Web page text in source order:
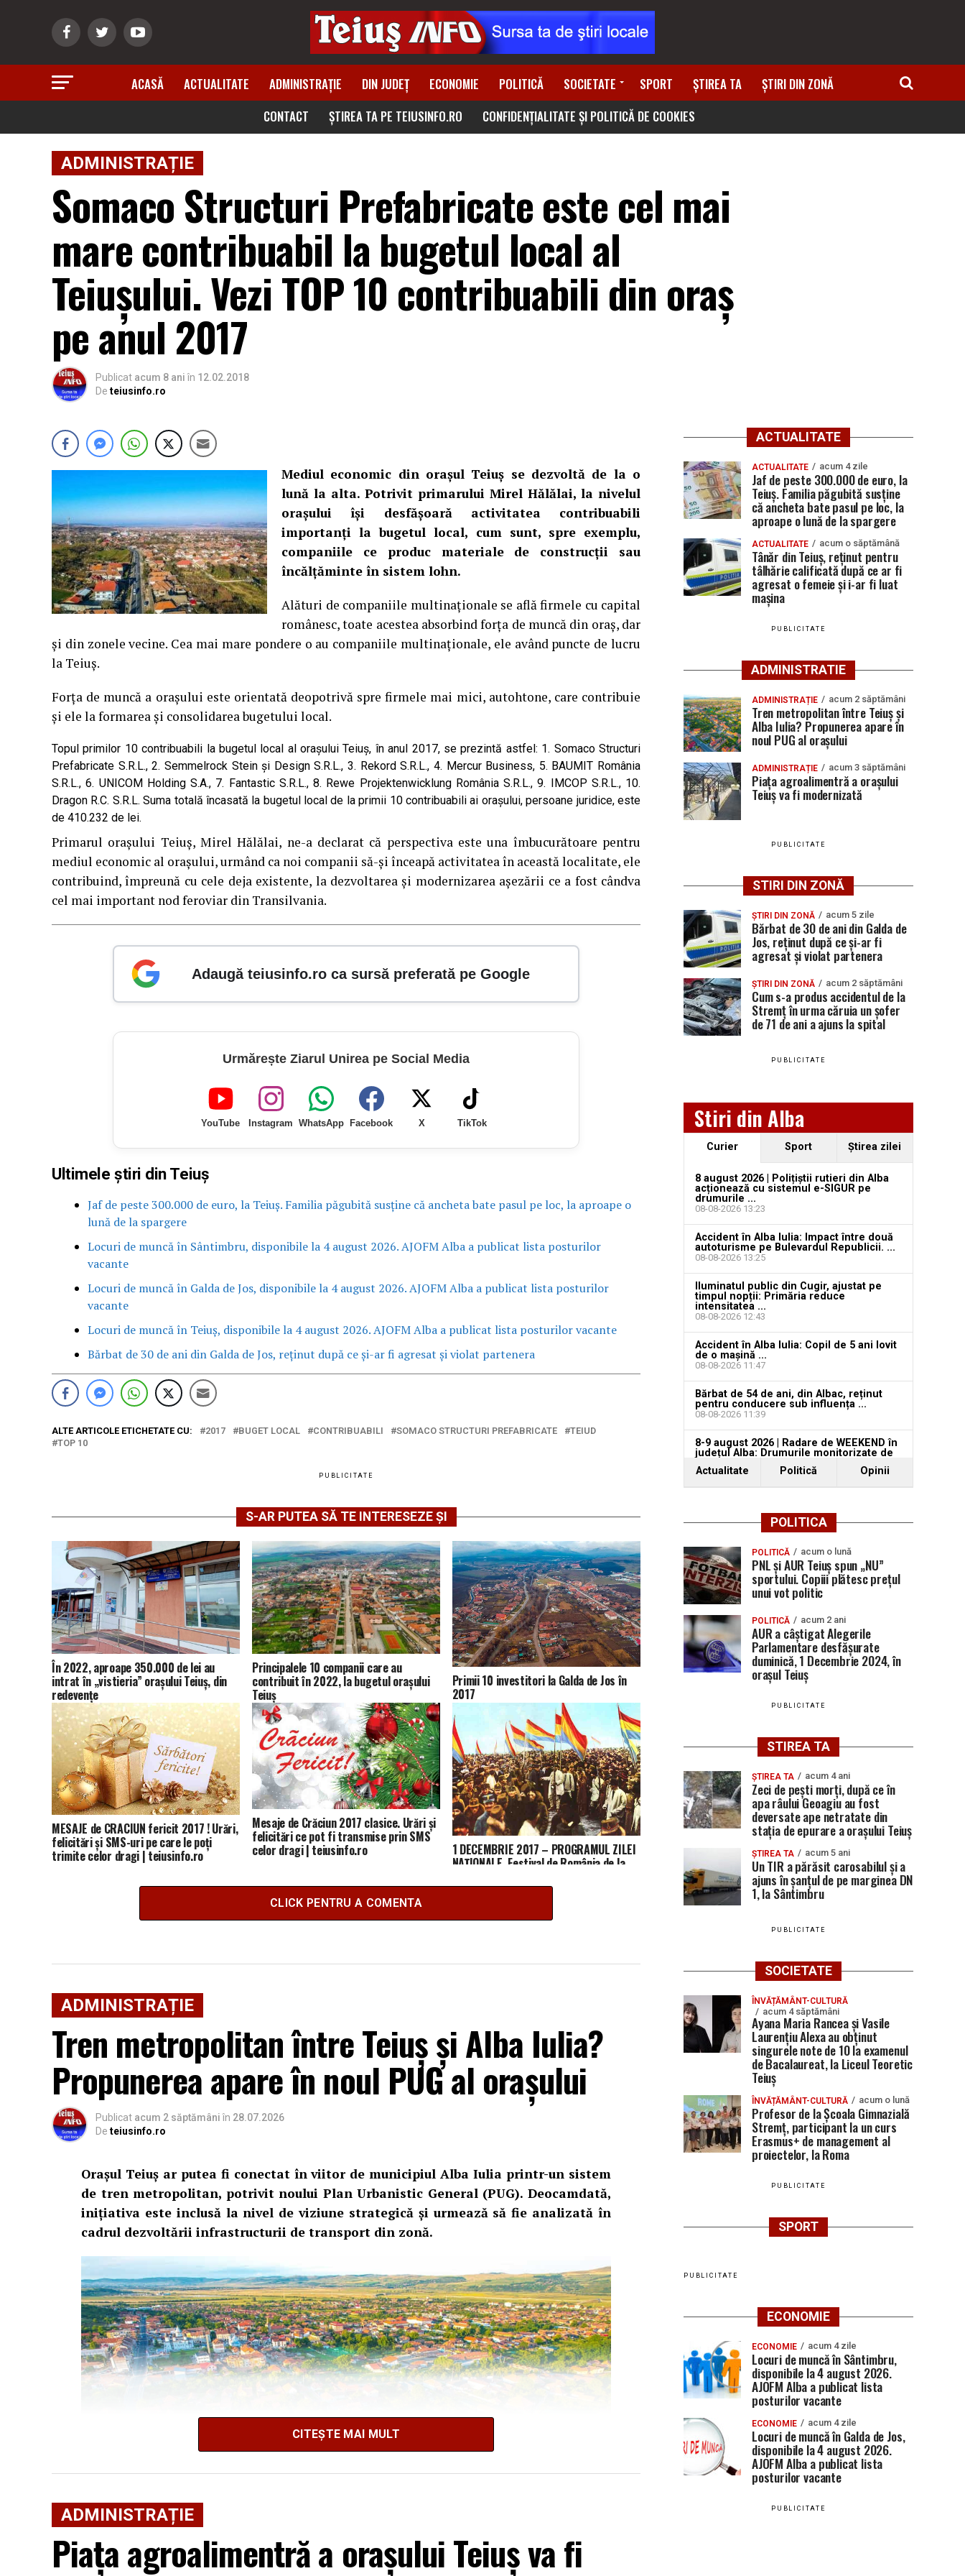
ACASĂ ACTUALITATE ADMINISTRAȚIE DIN JUDEȚ ECONOMIE POLITICĂ SOCIETATE SPORT ȘTIREA TA
ȘTIRI DIN ZONĂ
CONTACT
ȘTIREA TA PE TEIUSINFO.RO CONFIDENȚIALITATE ȘI POLITICĂ DE COOKIES
ADMINISTRAȚIE
Somaco Structuri Prefabricate este cel mai
mare contribuabil la bugetul local al
Teiușului. Vezi TOP 10 contribuabili din oraș
pe anul 2017
Publicat acum 8 ani în 12.02.2018
De teiusinfo.ro
Mediul economic din orașul Teiuș se dezvoltă de la o
lună la alta. Potrivit primarului Mirel Hălălai, la nivelul
orașului își desfășoară activitatea contribuabili
importanți la bugetul local, cum sunt, spre exemplu,
companiile ce produc materiale de construcții sau
încălțăminte în sistem lohn.
Alături de companiile multinaționale se află firmele cu capital
românesc, toate acestea absorbind forța de muncă din oraș, dar
și din zonele vecine. Cea mai mare pondere o au companiile multinaționale, ele având puncte de lucru
la Teiuș.
Forța de muncă a orașului este orientată deopotrivă spre firmele mai mici, autohtone, care contribuie
și ele la formarea și consolidarea bugetului local.
Topul primilor 10 contribuabili la bugetul local al orașului Teiuș, în anul 2017, se prezintă astfel: 1. Somaco Structuri
Prefabricate S.R.L., 2. Semmelrock Stein și Design S.R.L., 3. Rekord S.R.L., 4. Mercur Business, 5. BAUMIT România
S.R.L., 6. UNICOM Holding S.A., 7. Fantastic S.R.L., 8. Rewe Projektenwicklung România S.R.L., 9. IMCOP S.R.L., 10.
Dragon R.C. S.R.L. Suma totală încasată la bugetul local de la primii 10 contribuabili ai orașului, persoane juridice, este
de 410.232 de lei.
Primarul orașului Teiuș, Mirel Hălălai, ne-a declarat că perspectiva este una îmbucurătoare pentru
mediul economic al orașului, urmând ca noi companii să-și înceapă activitatea în această localitate, ele
contribuind, împreună cu cele deja existente, la dezvoltarea și modernizarea așezării ce a fost când­va
cel mai important nod feroviar din Transilvania.
Adaugă teiusinfo.ro ca sursă preferată pe Google
Urmărește Ziarul Unirea pe Social Media
YouTube Instagram WhatsApp Facebook X TikTok
Ultimele știri din Teiuș
Jaf de peste 300.000 de euro, la Teiuș. Familia păgubită susține că ancheta bate pasul pe loc, la aproape o
lună de la spargere
Locuri de muncă în Sântimbru, disponibile la 4 august 2026. AJOFM Alba a publicat lista posturilor
vacante
Locuri de muncă în Galda de Jos, disponibile la 4 august 2026. AJOFM Alba a publicat lista posturilor
vacante
Locuri de muncă în Teiuș, disponibile la 4 august 2026. AJOFM Alba a publicat lista posturilor vacante
Bărbat de 30 de ani din Galda de Jos, reținut după ce și-ar fi agresat și violat partenera
ALTE ARTICOLE ETICHETATE CU: 2017 BUGET LOCAL CONTRIBUABILI SOMACO STRUCTURI PREFABRICATE
TEIUD
TOP 10
PUBLICITATE
S-AR PUTEA SĂ TE INTERESEZE ȘI
În 2022, aproape 350.000 de lei au
intrat în „vistieria” orașului Teiuș, din
redevențe
Principalele 10 companii care au
contribuit în 2022, la bugetul orașului
Teiuș
Primii 10 investitori la Galda de Jos în
2017
MESAJE de CRACIUN fericit 2017 ! Urări,
felicitări și SMS-uri pe care le poți
trimite celor dragi | teiusinfo.ro
Mesaje de Crăciun 2017 clasice. Urări și
felicitări ce pot fi transmise prin SMS
celor dragi | teiusinfo.ro 1 DECEMBRIE 2017 – PROGRAMUL ZILEI
NAȚIONALE, Festival de România de la
CLICK PENTRU A COMENTA
ADMINISTRAȚIE
Tren metropolitan între Teiuș și Alba Iulia?
Propunerea apare în noul PUG al orașului
Publicat acum 2 săptămâni în 28.07.2026
De teiusinfo.ro
Orașul Teiuș ar putea fi conectat în viitor de municipiul Alba Iulia printr-un sistem
de tren metropolitan, potrivit noului Plan Urbanistic General (PUG). Deocamdată,
inițiativa este inclusă la nivel de viziune strategică și urmează să fie analizată în
cadrul dezvoltării infrastructurii de transport din zonă.
CITEȘTE MAI MULT
ADMINISTRAȚIE
Piața agroalimentră a orașului Teiuș va fi
ACTUALITATE
ACTUALITATE acum 4 zile
Jaf de peste 300.000 de euro, la
Teiuș. Familia păgubită susține
că ancheta bate pasul pe loc, la
aproape o lună de la spargere
ACTUALITATE acum o săptămână
Tânăr din Teiuș, reținut pentru
tâlhărie calificată după ce ar fi
agresat o femeie și i-ar fi luat
mașina
PUBLICITATE
ADMINISTRATIE
ADMINISTRAȚIE acum 2 săptămâni
Tren metropolitan între Teiuș și
Alba Iulia? Propunerea apare în
noul PUG al orașului
ADMINISTRAȚIE acum 3 săptămâni
Piața agroalimentră a orașului
Teiuș va fi modernizată
PUBLICITATE
STIRI DIN ZONĂ
ȘTIRI DIN ZONĂ acum 5 zile
Bărbat de 30 de ani din Galda de
Jos, reținut după ce și-ar fi
agresat și violat partenera
ȘTIRI DIN ZONĂ acum 2 săptămâni
Cum s-a produs accidentul de la
Stremț în urma căruia un șofer
de 71 de ani a ajuns la spital
PUBLICITATE
Stiri din Alba
Curier Sport Ştirea zilei
8 august 2026 | Polițiștii rutieri din Alba
acționează cu sistemul e-SIGUR pe
drumurile ...
08-08-2026 13:23
Accident în Alba Iulia: Impact între două
autoturisme pe Bulevardul Republicii. ...
08-08-2026 13:25
Iluminatul public din Cugir, ajustat pe
timpul nopții: Primăria reduce
intensitatea ...
08-08-2026 12:43
Accident în Alba Iulia: Copil de 5 ani lovit
de o mașină ...
08-08-2026 11:47
Bărbat de 54 de ani, din Albac, reținut
pentru conducere sub influența ...
08-08-2026 11:39
8-9 august 2026 | Radare de WEEKEND în
județul Alba: Drumurile monitorizate de
07-08-2026 11:58
Actualitate Politică Opinii
POLITICA
POLITICĂ acum o lună
PNL și AUR Teiuș spun „NU”
sportului. Copiii plătesc prețul
unui vot politic
POLITICĂ acum 2 ani
AUR a câștigat Alegerile
Parlamentare desfășurate
duminică, 1 Decembrie 2024, în
orașul Teiuș
PUBLICITATE
STIREA TA
ȘTIREA TA acum 4 ani
Zeci de pești morți, după ce în
apa râului Geoagiu au fost
deversate ape netratate din
stația de epurare a orașului Teiuș
ȘTIREA TA acum 5 ani
Un TIR a părăsit carosabilul și a
ajuns în șanțul de pe marginea DN
1, la Sântimbru
PUBLICITATE
SOCIETATE
ÎNVĂȚĂMÂNT-CULTURĂ
acum 4 săptămâni
Ayana Maria Rancea și Vasile
Laurențiu Alexa au obținut
singurele note de 10 la examenul
de Bacalaureat, la Liceul Teoretic
Teiuș
ÎNVĂȚĂMÂNT-CULTURĂ acum o lună
Profesor de la Școala Gimnazială
Stremț, participant la un curs
Erasmus+ de management al
proiectelor, la Roma
PUBLICITATE
SPORT
PUBLICITATE
ECONOMIE
ECONOMIE acum 4 zile
Locuri de muncă în Sântimbru,
disponibile la 4 august 2026.
AJOFM Alba a publicat lista
posturilor vacante
ECONOMIE acum 4 zile
Locuri de muncă în Galda de Jos,
disponibile la 4 august 2026.
AJOFM Alba a publicat lista
posturilor vacante
PUBLICITATE